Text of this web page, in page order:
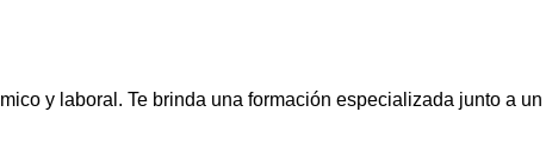
y laboral. Te brinda una formación especializada junto a un